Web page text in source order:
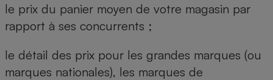
le prix du panier moyen de votre magasin par
rapport à ses concurrents ;
le détail des prix pour les grandes marques (ou
marques nationales), les marques de